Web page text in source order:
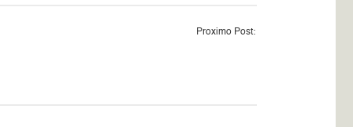
Proximo Post: